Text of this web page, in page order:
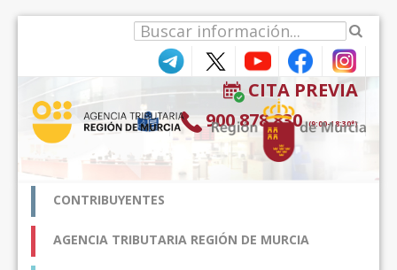
CITA PREVIA
900 878 830 (9:00-18:30*)
CONTRIBUYENTES
AGENCIA TRIBUTARIA REGIÓN DE MURCIA